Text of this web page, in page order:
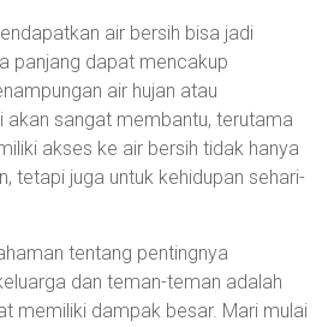
air bersih bisa jadi
panjang dapat mencakup
air hujan atau
akan sangat membantu, terutama
akses ke air bersih tidak hanya
tetapi juga untuk kehidupan sehari-
tentang pentingnya
dan teman-teman adalah
memiliki dampak besar. Mari mulai